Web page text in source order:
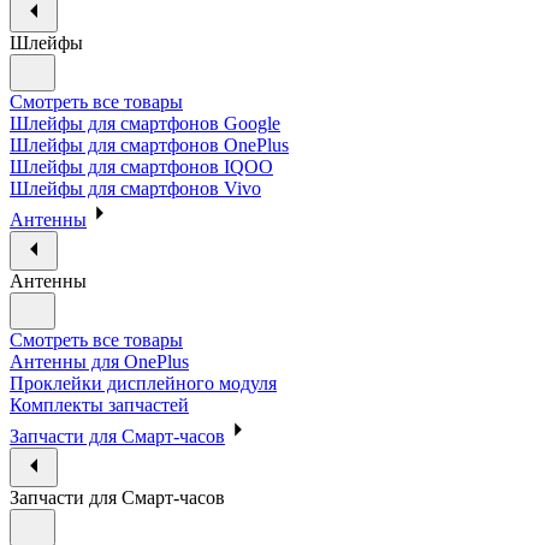
Шлейфы
Смотреть все товары
Шлейфы для смартфонов Google
Шлейфы для смартфонов OnePlus
Шлейфы для смартфонов IQOO
Шлейфы для смартфонов Vivo
Антенны
Антенны
Смотреть все товары
Антенны для OnePlus
Проклейки дисплейного модуля
Комплекты запчастей
Запчасти для Смарт-часов
Запчасти для Смарт-часов